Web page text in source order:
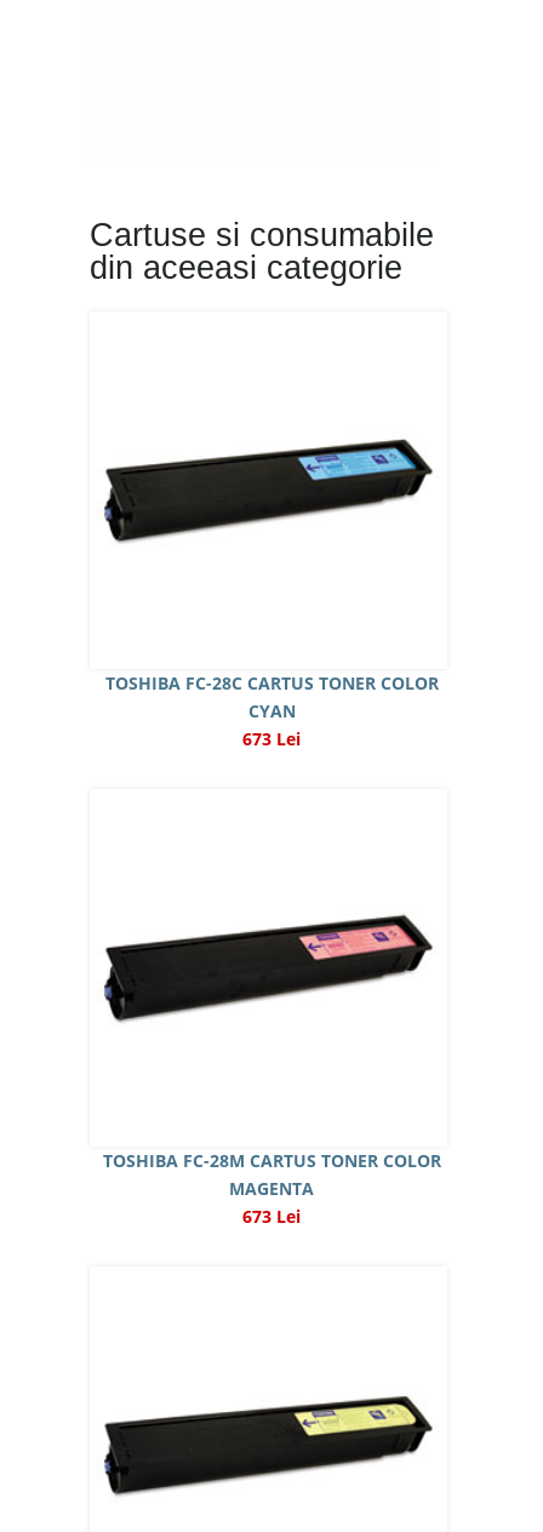
Cartuse si consumabile
din aceeasi categorie
TOSHIBA FC-28C CARTUS TONER COLOR
CYAN
673 Lei
TOSHIBA FC-28M CARTUS TONER COLOR
MAGENTA
673 Lei